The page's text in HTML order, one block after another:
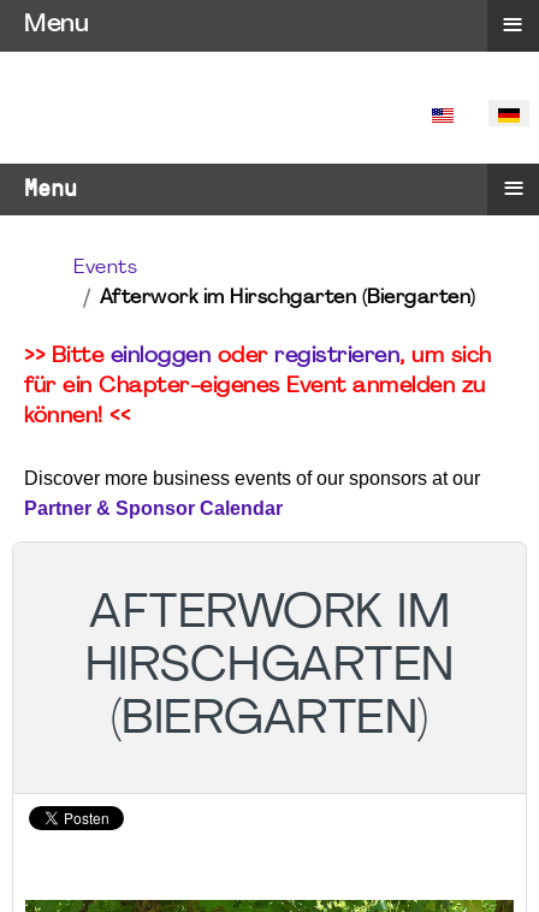
SPRACHE
Menu ≡
Events
Afterwork im Hirschgarten (Biergarten)
>> Bitte einloggen oder registrieren, um sich
für ein Chapter-eigenes Event anmelden zu
können! <<
Discover more business events of our sponsors at our
Partner & Sponsor Calendar
AFTERWORK IM
HIRSCHGARTEN
(BIERGARTEN)
Menu ≡